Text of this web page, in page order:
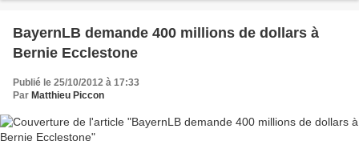
BayernLB demande 400 millions de dollars à
Bernie Ecclestone
Publié le 25/10/2012 à 17:33
Par Matthieu Piccon